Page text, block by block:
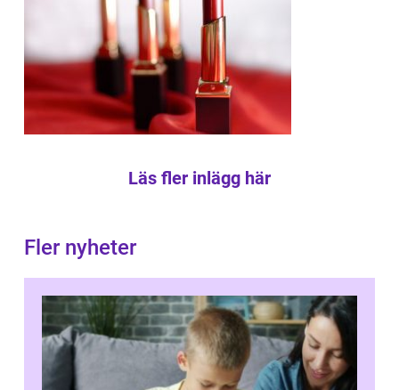
Läs fler inlägg här
Fler nyheter